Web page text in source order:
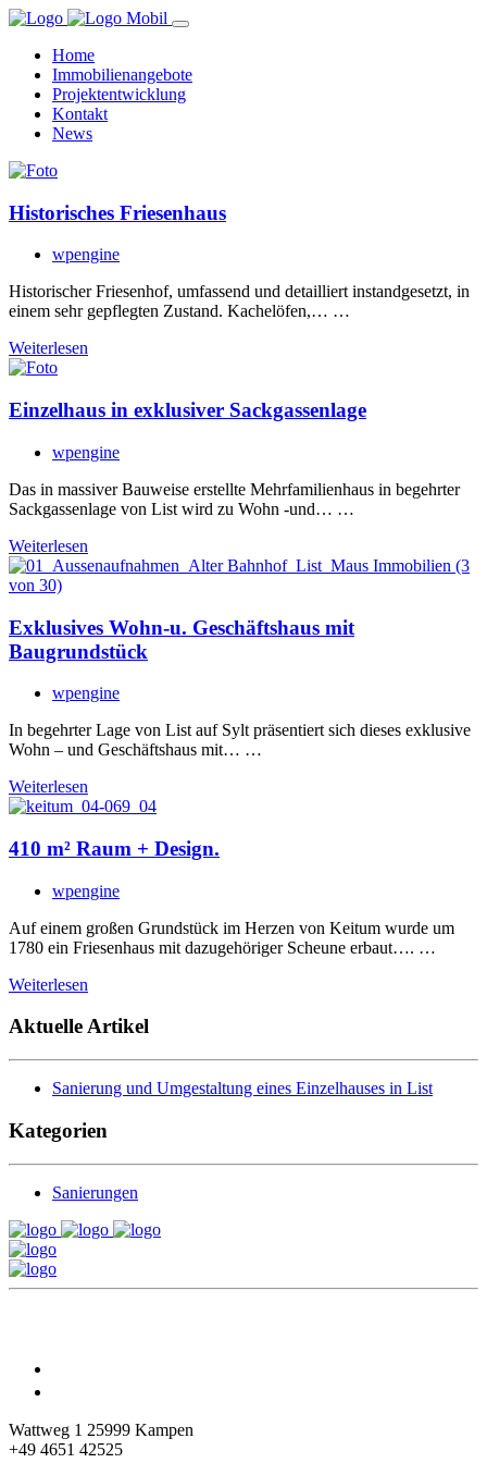
Home
Immobilienangebote
Projektentwicklung
Kontakt
News
Historisches Friesenhaus
wpengine
Historischer Friesenhof, umfassend und detailliert instandgesetzt, in
einem sehr gepflegten Zustand. Kachelöfen,… …
Weiterlesen
Einzelhaus in exklusiver Sackgassenlage
wpengine
Das in massiver Bauweise erstellte Mehrfamilienhaus in begehrter
Sackgassenlage von List wird zu Wohn -und… …
Weiterlesen
Exklusives Wohn-u. Geschäftshaus mit
Baugrundstück
wpengine
In begehrter Lage von List auf Sylt präsentiert sich dieses exklusive
Wohn – und Geschäftshaus mit… …
Weiterlesen
410 m² Raum + Design.
wpengine
Auf einem großen Grundstück im Herzen von Keitum wurde um
1780 ein Friesenhaus mit dazugehöriger Scheune erbaut…. …
Weiterlesen
Aktuelle Artikel
Sanierung und Umgestaltung eines Einzelhauses in List
Kategorien
Sanierungen
Wattweg 1 25999 Kampen
+49 4651 42525